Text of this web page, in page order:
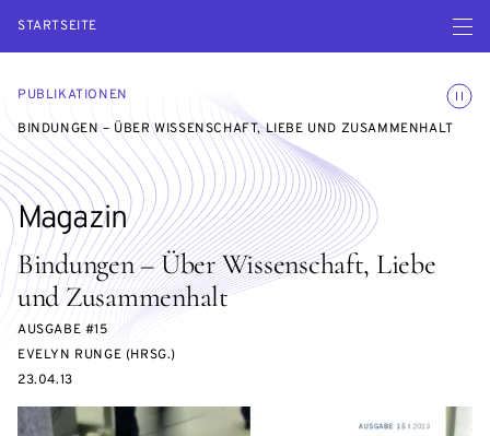
STARTSEITE Menü
PUBLIKATIONEN
BINDUNGEN – ÜBER WISSENSCHAFT, LIEBE UND ZUSAMMENHALT
Bindungen – Über Wissenschaft, Liebe
und Zusammenhalt
AUSGABE #15
Magazin
EVELYN RUNGE (HRSG.)
23.04.13